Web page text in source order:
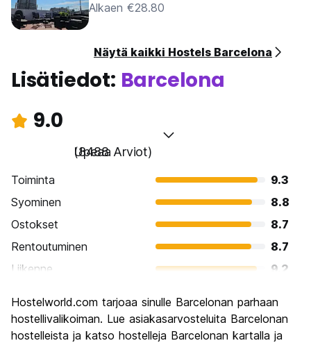
Alkaen €28.80
Näytä kaikki Hostels Barcelona
Lisätiedot: Barcelona
9.0
Upeaa
(8488 Arviot)
Toiminta
9.3
Syominen
8.8
Ostokset
8.7
Rentoutuminen
8.7
Liikenne
9.2
Kulttuuri
9.4
Yöelämä
8.9
Hostelworld.com tarjoaa sinulle Barcelonan parhaan
hostellivalikoiman. Lue asiakasarvosteluita Barcelonan
hostelleista ja katso hostelleja Barcelonan kartalla ja